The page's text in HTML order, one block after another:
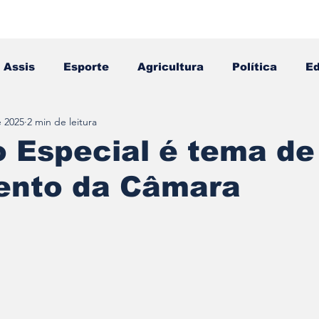
Assis Esporte Agricultura Política
Especial é tema de
da Câmara
2 min de leitura